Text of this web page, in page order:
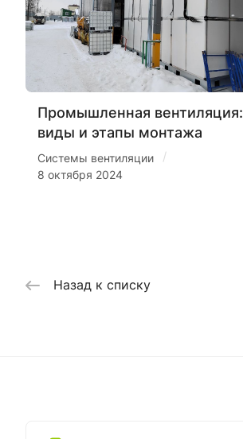
Промышленная вентиляция:
виды и этапы монтажа
Системы вентиляции /
8 октября 2024
Назад к списку